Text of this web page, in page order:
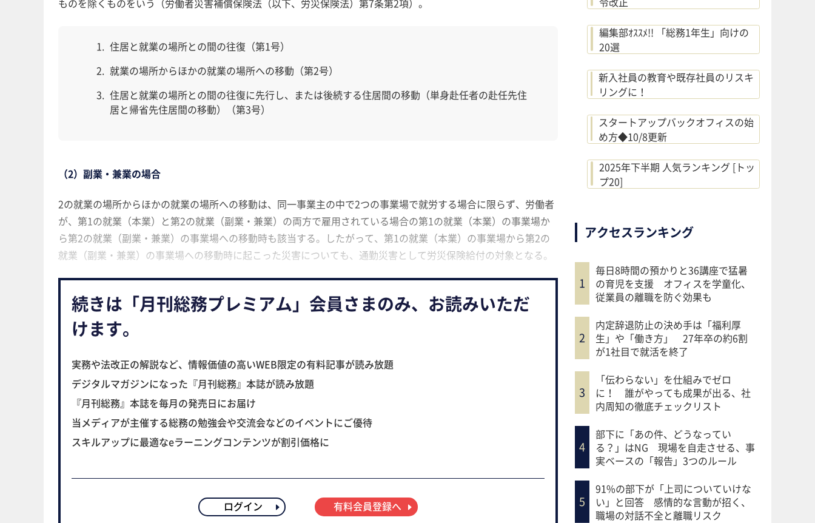
編集部ｵｽｽﾒ!! 「総務1年生」向けの
20選
新入社員の教育や既存社員のリスキ
リングに！
スタートアップバックオフィスの始
め方◆10/8更新
2025年下半期 人気ランキング [トッ
プ20]
アクセスランキング
毎日8時間の預かりと36講座で猛暑
の育児を支援 オフィスを学童化、
従業員の離職を防ぐ効果も
内定辞退防止の決め手は「福利厚
生」や「働き方」 27年卒の約6割
が1社目で就活を終了
「伝わらない」を仕組みでゼロ
に！ 誰がやっても成果が出る、社
内周知の徹底チェックリスト
部下に「あの件、どうなってい
る？」はNG 現場を自走させる、事
実ベースの「報告」3つのルール
91%の部下が「上司についていけな
い」と回答 感情的な言動が招く、
職場の対話不全と離職リスク
ものを除くものをいう（労働者災害補償保険法（以下、労災保険法）第7条第2項）。
住居と就業の場所との間の往復（第1号）
就業の場所からほかの就業の場所への移動（第2号）
住居と就業の場所との間の往復に先行し、または後続する住居間の移動（単身赴任者の赴任先住
居と帰省先住居間の移動）（第3号）
（2）副業・兼業の場合
2の就業の場所からほかの就業の場所への移動は、同一事業主の中で2つの事業場で就労する場合に限らず、労働者
が、第1の就業（本業）と第2の就業（副業・兼業）の両方で雇用されている場合の第1の就業（本業）の事業場か
ら第2の就業（副業・兼業）の事業場への移動時も該当する。したがって、第1の就業（本業）の事業場から第2の
就業（副業・兼業）の事業場への移動時に起こった災害についても、通勤災害として労災保険給付の対象となる。
続きは「月刊総務プレミアム」会員さまのみ、お読みいただ
けます。
実務や法改正の解説など、情報価値の高いWEB限定の有料記事が読み放題
デジタルマガジンになった『月刊総務』本誌が読み放題
『月刊総務』本誌を毎月の発売日にお届け
当メディアが主催する総務の勉強会や交流会などのイベントにご優待
スキルアップに最適なeラーニングコンテンツが割引価格に
ログイン 有料会員登録へ